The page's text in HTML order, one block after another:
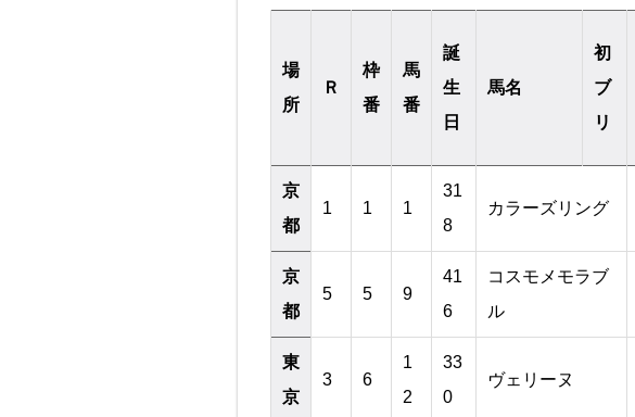
場
所
Ｒ
枠
番
馬
番
誕
生
日
馬名
初
ブ
リ
京
都
1 1 1
31
8
カラーズリング
京
都
5 5 9
41
6
コスモメモラブ
ル
東
京
3 6
1
2
33
0
ヴェリーヌ